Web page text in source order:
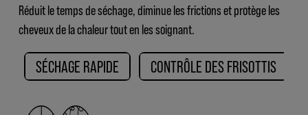
Réduit le temps de séchage, diminue les frictions et protège les
cheveux de la chaleur tout en les soignant.
SÉCHAGE RAPIDE CONTRÔLE DES FRISOTTIS